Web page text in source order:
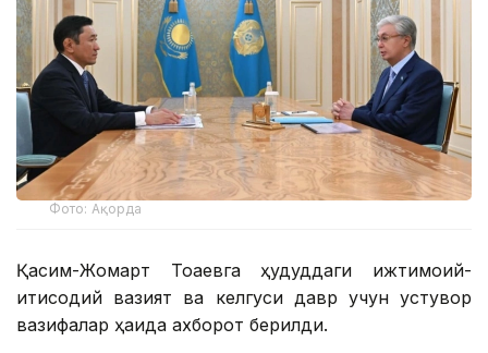
Фото: Ақорда
Қасим-Жомарт Тоқаевга ҳудуддаги ижтимоий-
иқтисодий вазият ва келгуси давр учун устувор
вазифалар ҳақида ахборот берилди.